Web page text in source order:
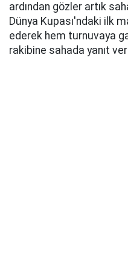
ardından gözler artık
Dünya Kupası'ndaki ilk
ederek hem turnuvaya
rakibine sahada yanıt